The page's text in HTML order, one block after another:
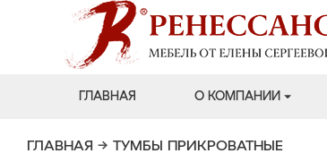
ГЛАВНАЯ О КОМПАНИИ
ГЛАВНАЯ → ТУМБЫ ПРИКРОВАТНЫЕ